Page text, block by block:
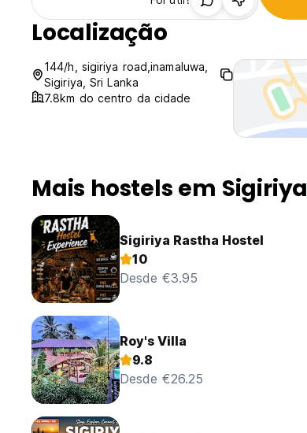
Localização
144/h, sigiriya road,inamaluwa,
Sigiriya, Sri Lanka
7.8km do centro da cidade
Mais hostels em Sigiriya
Sigiriya Rastha Hostel
10
Desde €3.95
Roy's Villa
9.8
Desde €26.25